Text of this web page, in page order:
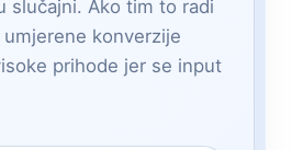
slučajni. Ako tim to radi
konverzije
prihode jer se input